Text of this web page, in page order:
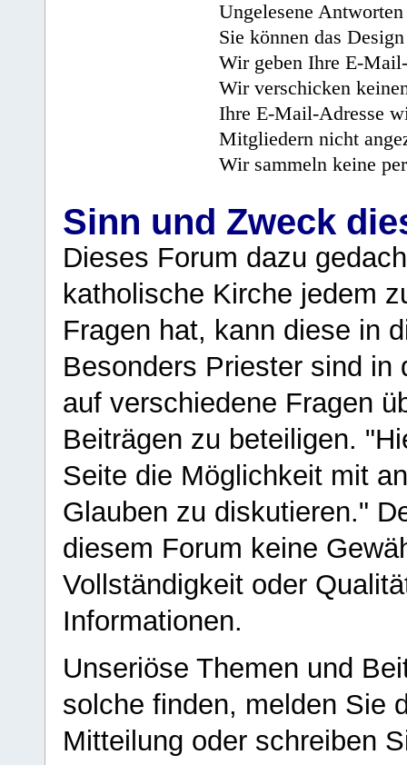
Ungelesene
Sie können das
Wir geben Ihre E-
Wir verschicken
Ihre E-Mail-Adresse
Mitgliedern nicht
Wir sammeln keine
Sinn und Zweck
Dieses Forum dazu
katholische Kirche jedem
Fragen hat, kann diese in
Besonders Priester sind in
auf verschiedene Fragen
Beiträgen zu beteiligen.
Seite die Möglichkeit mit
Glauben zu diskutieren."
diesem Forum keine
Vollständigkeit oder
Informationen.
Unseriöse Themen und
solche finden, melden Sie
Mitteilung oder schreiben